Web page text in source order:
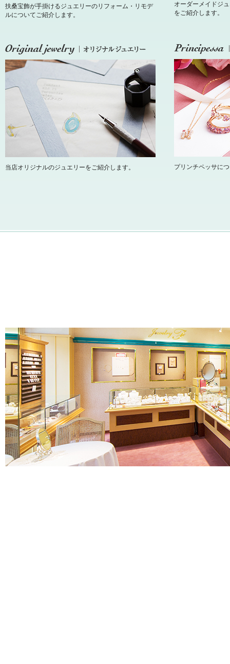
扶桑宝飾が手掛けるジュエリーのリフォーム・リモデ
ルについてご紹介します。
オーダーメイドジ
をご紹介します。
当店オリジナルのジュエリーをご紹介します。 プリンチペッサに